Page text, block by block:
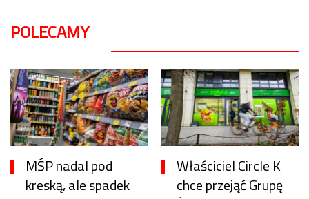
POLECAMY
MŚP nadal pod
kreską, ale spadek
Właściciel Circle K
chce przejąć Grupę